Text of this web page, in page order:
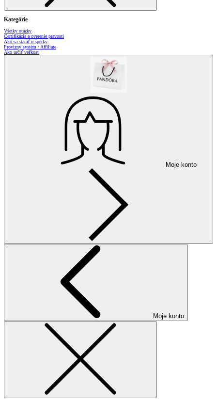
Kategórie
Všetky otázky
Certifikácia a overenie pravosti
Ako sa starať o šperky
Provízny systém / Affiliate
Ako určiť veľkosť
Moje konto
Moje konto